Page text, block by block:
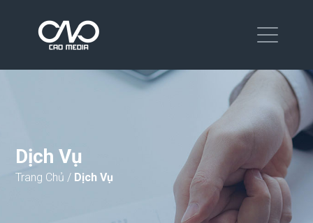
Dịch Vụ
Trang Chủ / Dịch Vụ